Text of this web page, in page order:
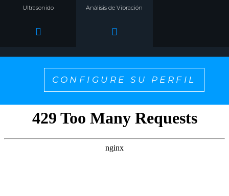
Ultrasonido Análisis de Vibración
CONFIGURE SU PERFIL